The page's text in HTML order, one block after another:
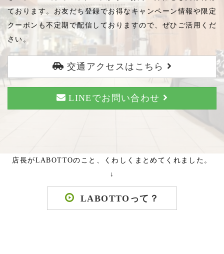
ております。お友だち登録でお得なキャンペーン情報や限定
クーポンも不定期で配信しておりますので、ぜひご活用くだ
さい。
交通アクセスはこちら
LINEでお問い合わせ
店長がLABOTTOのこと、くわしくまとめてくれました。
↓
LABOTTOって？